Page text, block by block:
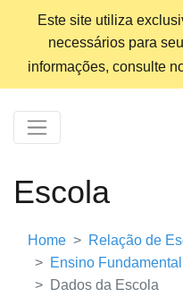
Este site utiliza
necessários para
informações, consulte
Escola
Home
Relação de
Ensino Fundamental
Dados da Escola